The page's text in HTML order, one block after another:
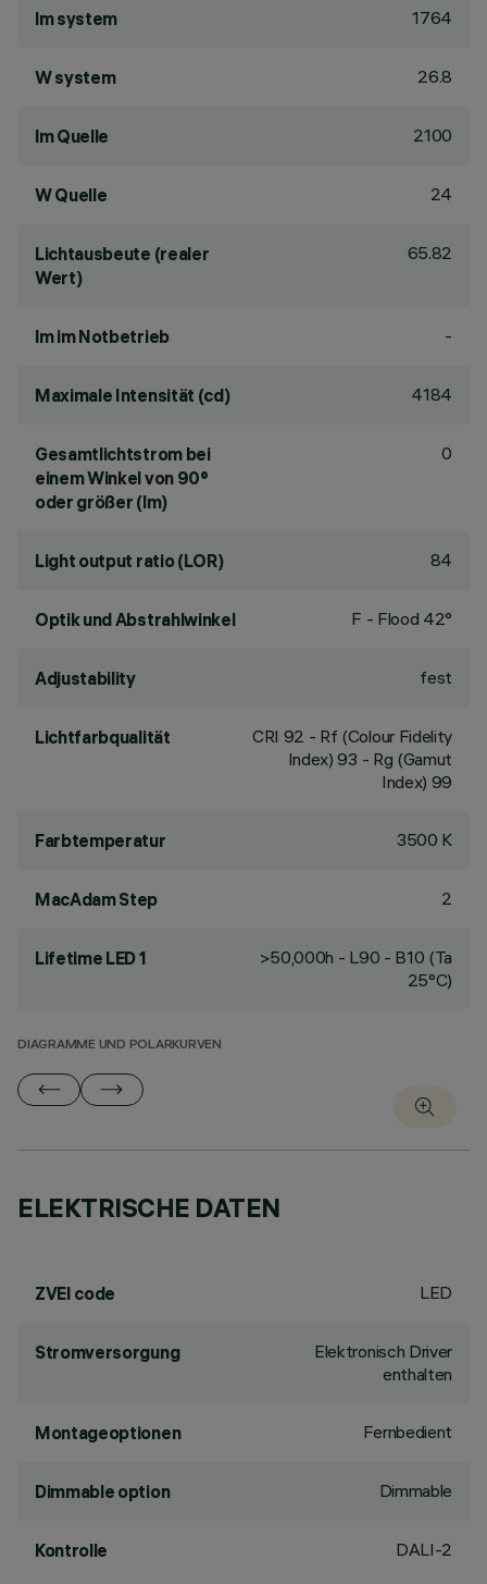
lm system 1764
W system 26.8
lm Quelle 2100
W Quelle 24
Lichtausbeute (realer
Wert)
65.82
lm im Notbetrieb -
Maximale Intensität (cd) 4184
Gesamtlichtstrom bei
einem Winkel von 90°
oder größer (lm)
0
Light output ratio (LOR) 84
Optik und Abstrahlwinkel F - Flood 42°
Adjustability fest
Lichtfarbqualität CRI 92 - Rf (Colour Fidelity
Index) 93 - Rg (Gamut
Index) 99
Farbtemperatur 3500 K
MacAdam Step 2
Lifetime LED 1
>50,000h - L90 - B10 (Ta
25°C)
DIAGRAMME UND POLARKURVEN
ELEKTRISCHE DATEN
ZVEI code LED
Stromversorgung
Elektronisch Driver
enthalten
Montageoptionen Fernbedient
Dimmable option Dimmable
Kontrolle DALI-2